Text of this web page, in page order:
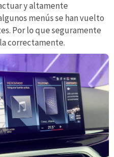
y altamente
menús se han vuelto
Por lo que seguramente
correctamente.